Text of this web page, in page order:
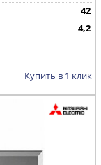
42
4,2
Купить в 1 клик